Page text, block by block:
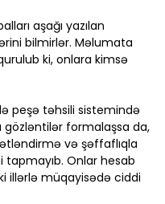
aşağı yazılan
bilmirlər. Məlumata
ki, onlara kimsə
peşə təhsili sistemində
gözləntilər formalaşsa da,
və şəffaflıqla
tapmayıb. Onlar hesab
illərlə müqayisədə ciddi